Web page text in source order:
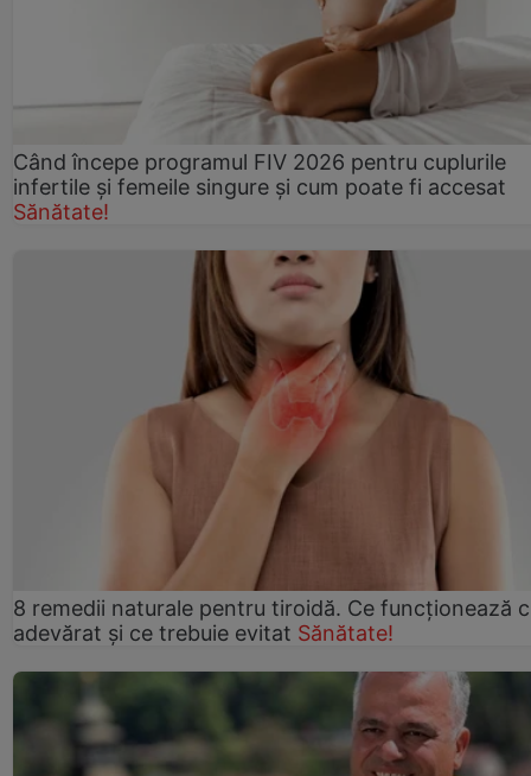
Când începe programul FIV 2026 pentru cuplurile
infertile şi femeile singure şi cum poate fi accesat
Sănătate!
8 remedii naturale pentru tiroidă. Ce funcționează
adevărat și ce trebuie evitat Sănătate!